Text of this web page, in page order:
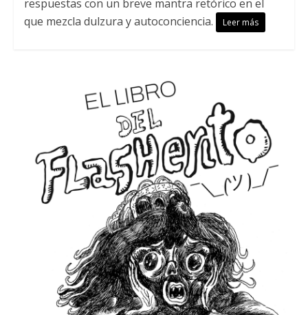
respuestas con un breve mantra retórico en el
que mezcla dulzura y autoconciencia.
Leer más